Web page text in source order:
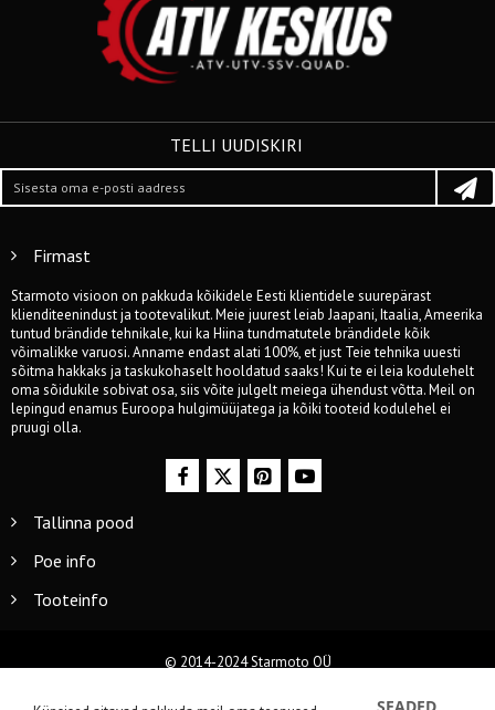
TELLI UUDISKIRI
Firmast
Starmoto visioon on pakkuda kõikidele Eesti klientidele suurepärast
klienditeenindust ja tootevalikut. Meie juurest leiab Jaapani, Itaalia, Ameerika
tuntud brändide tehnikale, kui ka Hiina tundmatutele brändidele kõik
võimalikke varuosi. Anname endast alati 100%, et just Teie tehnika uuesti
sõitma hakkaks ja taskukohaselt hooldatud saaks! Kui te ei leia kodulehelt
oma sõidukile sobivat osa, siis võite julgelt meiega ühendust võtta. Meil on
lepingud enamus Euroopa hulgimüüjatega ja kõiki tooteid kodulehel ei
pruugi olla.
Tallinna pood
Poe info
Tooteinfo
© 2014-2024 Starmoto OÜ